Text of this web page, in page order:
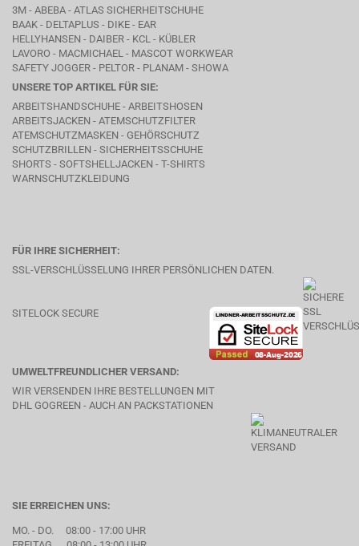
3M - ABEBA - ATLAS SICHERHEITSCHUHE
BAAK - DELTAPLUS - DIKE - EAR
HELLYHANSEN - DAIBER - KCL - KÜBLER
LAVORO - MACMICHAEL - MASCOT WORKWEAR
SAFETY JOGGER - PELTOR - PLANAM - SHOWA
UNSERE TOP ARTIKEL FÜR SIE:
ARBEITSHANDSCHUHE - ARBEITSHOSEN
ARBEITSJACKEN - ATEMSCHUTZFILTER
ATEMSCHUTZMASKEN - GEHÖRSCHUTZ
SCHUTZBRILLEN - SICHERHEITSSCHUHE
SHORTS - SOFTSHELLJACKEN - T-SHIRTS
WARNSCHUTZKLEIDUNG
FÜR IHRE SICHERHEIT:
SSL-VERSCHLÜSSELUNG IHRER PERSÖNLICHEN DATEN.
SITELOCK SECURE
UMWELTFREUNDLICHER VERSAND:
WIR VERSENDEN IHRE BESTELLUNGEN MIT
DHL GOGREEN - AUCH AN PACKSTATIONEN
SIE ERREICHEN UNS:
MO. - DO. 08:00 - 17:00 UHR